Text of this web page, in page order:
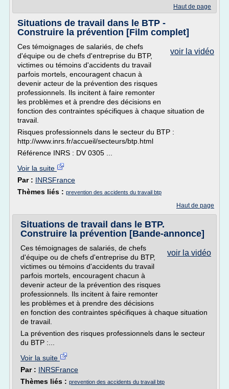
Haut de page
Situations de travail dans le BTP -
Construire la prévention [Film complet]
voir la vidéo
Ces témoignages de salariés, de chefs
d'équipe ou de chefs d'entreprise du BTP,
victimes ou témoins d'accidents du travail
parfois mortels, encouragent chacun à
devenir acteur de la prévention des risques
professionnels. Ils incitent à faire remonter
les problèmes et à prendre des décisions en
fonction des contraintes spécifiques à chaque situation de
travail.
Risques professionnels dans le secteur du BTP :
http://www.inrs.fr/accueil/secteurs/btp.html
Référence INRS : DV 0305 ...
Voir la suite
Par : INRSFrance
Thèmes liés : prevention des accidents du travail btp
Haut de page
Situations de travail dans le BTP.
Construire la prévention [Bande-annonce]
voir la vidéo
Ces témoignages de salariés, de chefs
d'équipe ou de chefs d'entreprise du BTP,
victimes ou témoins d'accidents du travail
parfois mortels, encouragent chacun à
devenir acteur de la prévention des risques
professionnels. Ils incitent à faire remonter
les problèmes et à prendre des décisions
en fonction des contraintes spécifiques à chaque situation
de travail.
La prévention des risques professionnels dans le secteur
du BTP :...
Voir la suite
Par : INRSFrance
Thèmes liés : prevention des accidents du travail btp